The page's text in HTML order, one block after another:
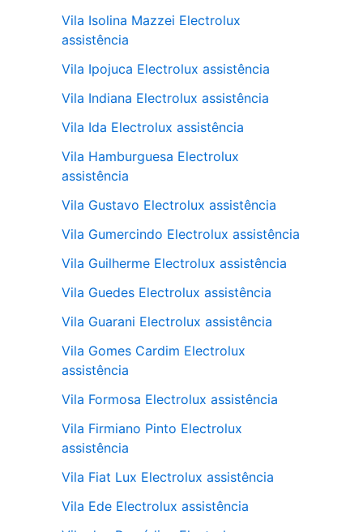
Vila Isolina Mazzei Electrolux
assistência
Vila Ipojuca Electrolux assistência
Vila Indiana Electrolux assistência
Vila Ida Electrolux assistência
Vila Hamburguesa Electrolux
assistência
Vila Gustavo Electrolux assistência
Vila Gumercindo Electrolux assistência
Vila Guilherme Electrolux assistência
Vila Guedes Electrolux assistência
Vila Guarani Electrolux assistência
Vila Gomes Cardim Electrolux
assistência
Vila Formosa Electrolux assistência
Vila Firmiano Pinto Electrolux
assistência
Vila Fiat Lux Electrolux assistência
Vila Ede Electrolux assistência